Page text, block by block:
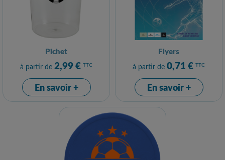
Pichet
à partir de 2,99 € TTC
En savoir +
Flyers
à partir de 0,71 € TTC
En savoir +